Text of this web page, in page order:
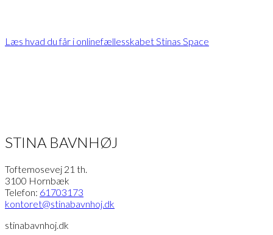
Læs hvad du får i onlinefællesskabet Stinas Space
STINA BAVNHØJ
Toftemosevej 21 th.
3100 Hornbæk
Telefon: 61703173
kontoret@stinabavnhoj.dk
stinabavnhoj.dk